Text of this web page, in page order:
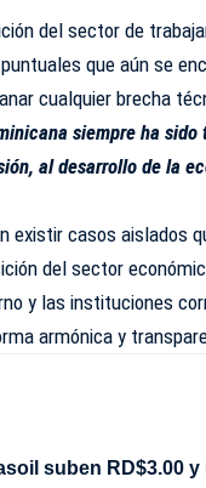
del sector de
que aún se
cualquier brecha
siempre ha
al desarrollo de la
existir casos aislados
del sector
y las instituciones
armónica y
suben RD$3.00 y